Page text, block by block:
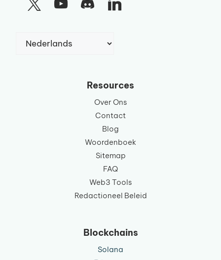
een
Resources
Over Ons
Contact
Blog
Woordenboek
Sitemap
FAQ
Web3 Tools
Redactioneel Beleid
Blockchains
Solana